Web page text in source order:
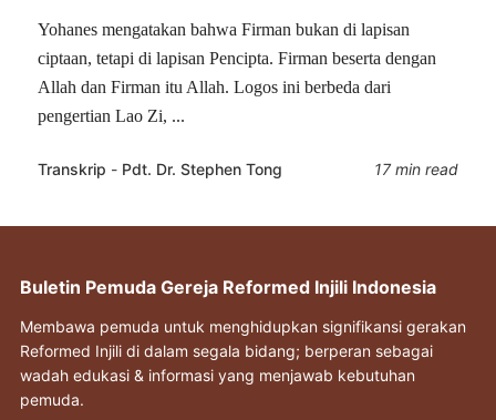
Yohanes mengatakan bahwa Firman bukan di lapisan
ciptaan, tetapi di lapisan Pencipta. Firman beserta dengan
Allah dan Firman itu Allah. Logos ini berbeda dari
pengertian Lao Zi, ...
Transkrip - Pdt. Dr. Stephen Tong 17 min read
Buletin Pemuda Gereja Reformed Injili Indonesia
Membawa pemuda untuk menghidupkan signifikansi gerakan
Reformed Injili di dalam segala bidang; berperan sebagai
wadah edukasi & informasi yang menjawab kebutuhan
pemuda.